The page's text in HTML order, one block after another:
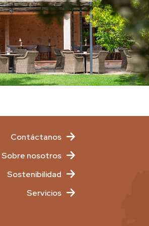
Contáctanos
Sobre nosotros
Sostenibilidad
Servicios